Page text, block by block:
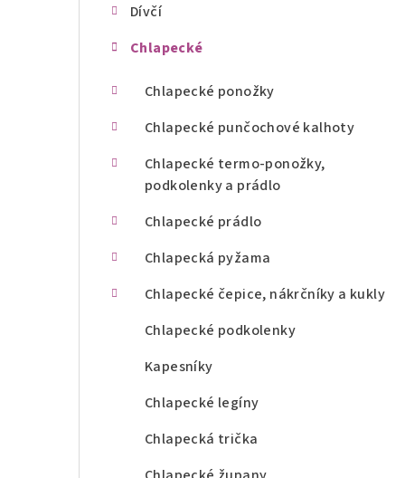
Dívčí
Chlapecké
Chlapecké ponožky
Chlapecké punčochové kalhoty
Chlapecké termo-ponožky,
podkolenky a prádlo
Chlapecké prádlo
Chlapecká pyžama
Chlapecké čepice, nákrčníky a kukly
Chlapecké podkolenky
Kapesníky
Chlapecké legíny
Chlapecká trička